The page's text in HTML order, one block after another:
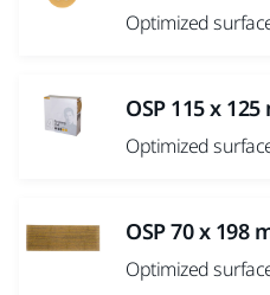
Optimized
OSP 115 x 125
Optimized
OSP 70 x 198
Optimized